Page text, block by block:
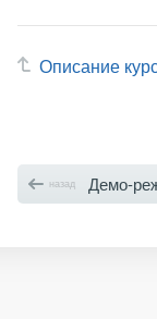
Описание
назад Демо-